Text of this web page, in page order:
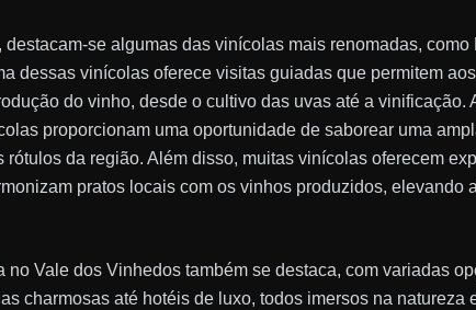
destacam-se algumas das vinícolas mais renomadas,
dessas vinícolas oferece visitas guiadas que permitem
do vinho, desde o cultivo das uvas até a vinificação.
proporcionam uma oportunidade de saborear uma
rótulos da região. Além disso, muitas vinícolas oferecem
pratos locais com os vinhos produzidos, elevando
no Vale dos Vinhedos também se destaca, com variadas
charmosas até hotéis de luxo, todos imersos na natureza